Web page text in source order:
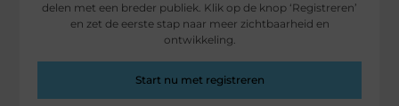
delen met een breder publiek. Klik op de knop ‘Registreren’
en zet de eerste stap naar meer zichtbaarheid en
ontwikkeling.
Start nu met registreren